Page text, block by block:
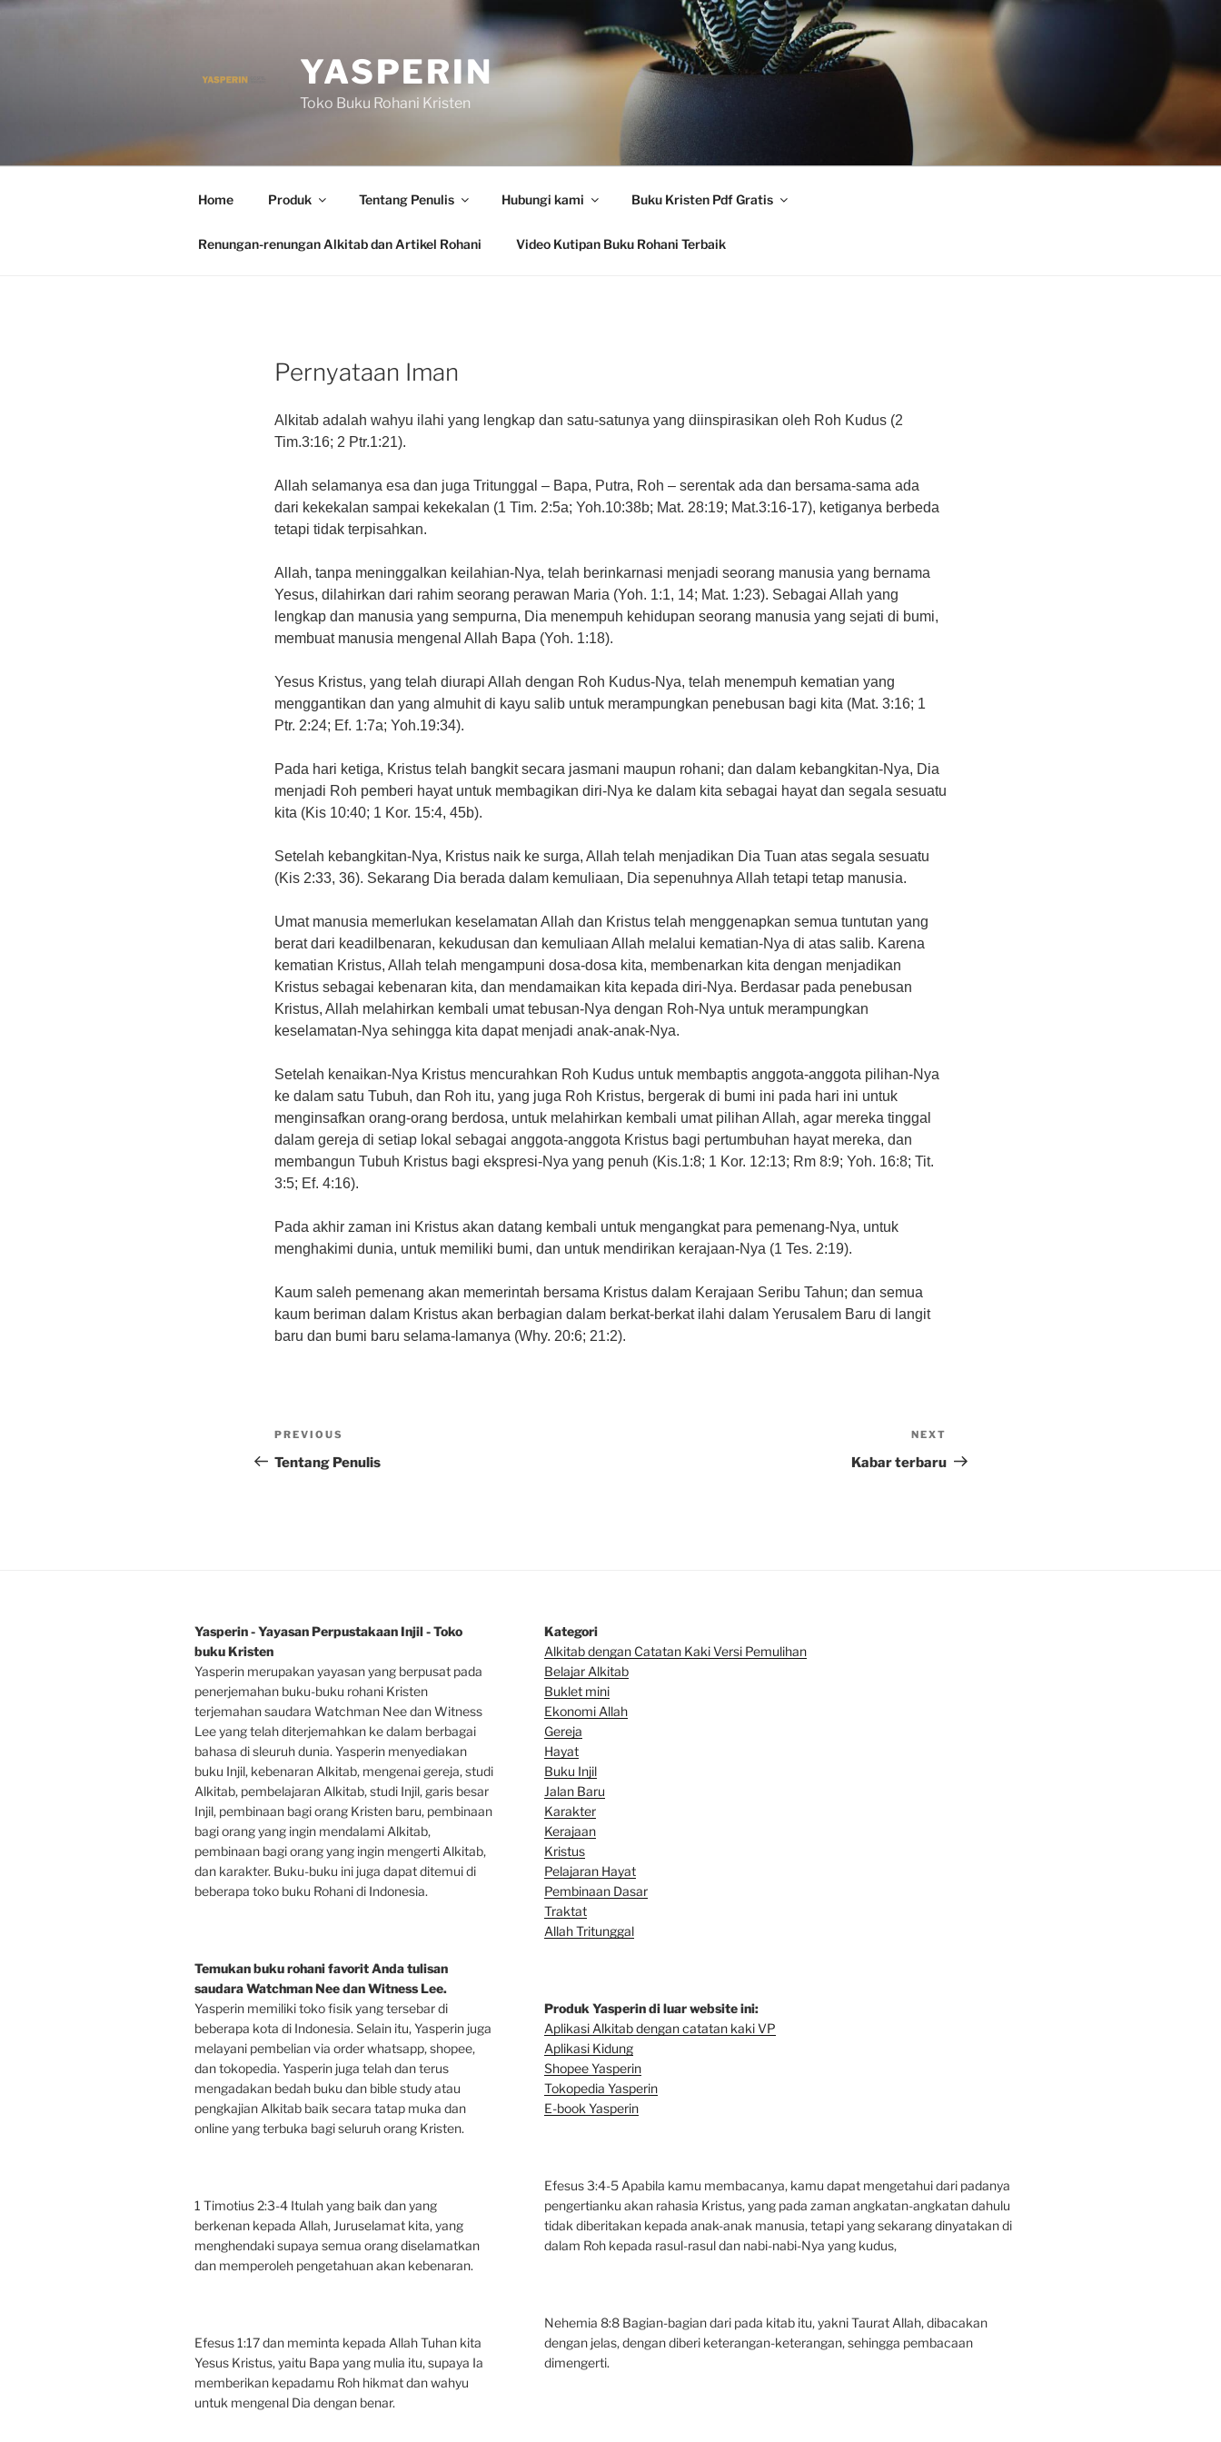
Skip
YASPERIN
Toko Buku Rohani Kristen
Home Produk Tentang Penulis Hubungi kami Buku Kristen Pdf Gratis
Renungan-renungan Alkitab dan Artikel Rohani Video Kutipan Buku Rohani Terbaik
Pernyataan Iman
Alkitab adalah wahyu ilahi yang lengkap dan satu-satunya yang diinspirasikan oleh Roh Kudus (2
Tim.3:16; 2 Ptr.1:21).
Allah selamanya esa dan juga Tritunggal – Bapa, Putra, Roh – serentak ada dan bersama-sama ada
dari kekekalan sampai kekekalan (1 Tim. 2:5a; Yoh.10:38b; Mat. 28:19; Mat.3:16-17), ketiganya berbeda
tetapi tidak terpisahkan.
Allah, tanpa meninggalkan keilahian-Nya, telah berinkarnasi menjadi seorang manusia yang bernama
Yesus, dilahirkan dari rahim seorang perawan Maria (Yoh. 1:1, 14; Mat. 1:23). Sebagai Allah yang
lengkap dan manusia yang sempurna, Dia menempuh kehidupan seorang manusia yang sejati di bumi,
membuat manusia mengenal Allah Bapa (Yoh. 1:18).
Yesus Kristus, yang telah diurapi Allah dengan Roh Kudus-Nya, telah menempuh kematian yang
menggantikan dan yang almuhit di kayu salib untuk merampungkan penebusan bagi kita (Mat. 3:16; 1
Ptr. 2:24; Ef. 1:7a; Yoh.19:34).
Pada hari ketiga, Kristus telah bangkit secara jasmani maupun rohani; dan dalam kebangkitan-Nya, Dia
menjadi Roh pemberi hayat untuk membagikan diri-Nya ke dalam kita sebagai hayat dan segala sesuatu
kita (Kis 10:40; 1 Kor. 15:4, 45b).
Setelah kebangkitan-Nya, Kristus naik ke surga, Allah telah menjadikan Dia Tuan atas segala sesuatu
(Kis 2:33, 36). Sekarang Dia berada dalam kemuliaan, Dia sepenuhnya Allah tetapi tetap manusia.
Umat manusia memerlukan keselamatan Allah dan Kristus telah menggenapkan semua tuntutan yang
berat dari keadilbenaran, kekudusan dan kemuliaan Allah melalui kematian-Nya di atas salib. Karena
kematian Kristus, Allah telah mengampuni dosa-dosa kita, membenarkan kita dengan menjadikan
Kristus sebagai kebenaran kita, dan mendamaikan kita kepada diri-Nya. Berdasar pada penebusan
Kristus, Allah melahirkan kembali umat tebusan-Nya dengan Roh-Nya untuk merampungkan
keselamatan-Nya sehingga kita dapat menjadi anak-anak-Nya.
Setelah kenaikan-Nya Kristus mencurahkan Roh Kudus untuk membaptis anggota-anggota pilihan-Nya
ke dalam satu Tubuh, dan Roh itu, yang juga Roh Kristus, bergerak di bumi ini pada hari ini untuk
menginsafkan orang-orang berdosa, untuk melahirkan kembali umat pilihan Allah, agar mereka tinggal
dalam gereja di setiap lokal sebagai anggota-anggota Kristus bagi pertumbuhan hayat mereka, dan
membangun Tubuh Kristus bagi ekspresi-Nya yang penuh (Kis.1:8; 1 Kor. 12:13; Rm 8:9; Yoh. 16:8; Tit.
3:5; Ef. 4:16).
Pada akhir zaman ini Kristus akan datang kembali untuk mengangkat para pemenang-Nya, untuk
menghakimi dunia, untuk memiliki bumi, dan untuk mendirikan kerajaan-Nya (1 Tes. 2:19).
Kaum saleh pemenang akan memerintah bersama Kristus dalam Kerajaan Seribu Tahun; dan semua
kaum beriman dalam Kristus akan berbagian dalam berkat-berkat ilahi dalam Yerusalem Baru di langit
baru dan bumi baru selama-lamanya (Why. 20:6; 21:2).
Post
navigation
Previous
Post
PREVIOUS
Tentang Penulis
Post
NEXT
Kabar terbaru
Yasperin - Yayasan Perpustakaan Injil - Toko
buku Kristen
Yasperin merupakan yayasan yang berpusat pada
penerjemahan buku-buku rohani Kristen
terjemahan saudara Watchman Nee dan Witness
Lee yang telah diterjemahkan ke dalam berbagai
bahasa di sleuruh dunia. Yasperin menyediakan
buku Injil, kebenaran Alkitab, mengenai gereja, studi
Alkitab, pembelajaran Alkitab, studi Injil, garis besar
Injil, pembinaan bagi orang Kristen baru, pembinaan
bagi orang yang ingin mendalami Alkitab,
pembinaan bagi orang yang ingin mengerti Alkitab,
dan karakter. Buku-buku ini juga dapat ditemui di
beberapa toko buku Rohani di Indonesia.
Temukan buku rohani favorit Anda tulisan
saudara Watchman Nee dan Witness Lee.
Yasperin memiliki toko fisik yang tersebar di
beberapa kota di Indonesia. Selain itu, Yasperin juga
melayani pembelian via order whatsapp, shopee,
dan tokopedia. Yasperin juga telah dan terus
mengadakan bedah buku dan bible study atau
pengkajian Alkitab baik secara tatap muka dan
online yang terbuka bagi seluruh orang Kristen.
1 Timotius 2:3-4 Itulah yang baik dan yang
berkenan kepada Allah, Juruselamat kita, yang
menghendaki supaya semua orang diselamatkan
dan memperoleh pengetahuan akan kebenaran.
Efesus 1:17 dan meminta kepada Allah Tuhan kita
Yesus Kristus, yaitu Bapa yang mulia itu, supaya Ia
memberikan kepadamu Roh hikmat dan wahyu
untuk mengenal Dia dengan benar.
Kategori
Alkitab dengan Catatan Kaki Versi Pemulihan
Belajar Alkitab
Buklet mini
Ekonomi Allah
Gereja
Hayat
Buku Injil
Jalan Baru
Karakter
Kerajaan
Kristus
Pelajaran Hayat
Pembinaan Dasar
Traktat
Allah Tritunggal
Produk Yasperin di luar website ini:
Aplikasi Alkitab dengan catatan kaki VP
Aplikasi Kidung
Shopee Yasperin
Tokopedia Yasperin
E-book Yasperin
Efesus 3:4-5 Apabila kamu membacanya, kamu dapat mengetahui dari padanya
pengertianku akan rahasia Kristus, yang pada zaman angkatan-angkatan dahulu
tidak diberitakan kepada anak-anak manusia, tetapi yang sekarang dinyatakan di
dalam Roh kepada rasul-rasul dan nabi-nabi-Nya yang kudus,
Nehemia 8:8 Bagian-bagian dari pada kitab itu, yakni Taurat Allah, dibacakan
dengan jelas, dengan diberi keterangan-keterangan, sehingga pembacaan
dimengerti.